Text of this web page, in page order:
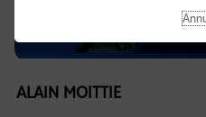
ALAIN MOITTIE